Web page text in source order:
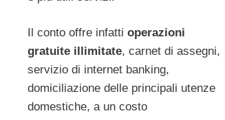
Il conto offre infatti operazioni
gratuite illimitate, carnet di assegni,
servizio di internet banking,
domiciliazione delle principali utenze
domestiche, a un costo